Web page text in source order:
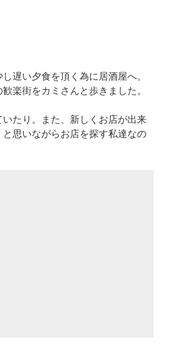
遅い夕食を頂く為に居酒屋へ。
楽街をカミさんと歩きました。
たり。また、新しくお店が出来
思いながらお店を探す私達なの